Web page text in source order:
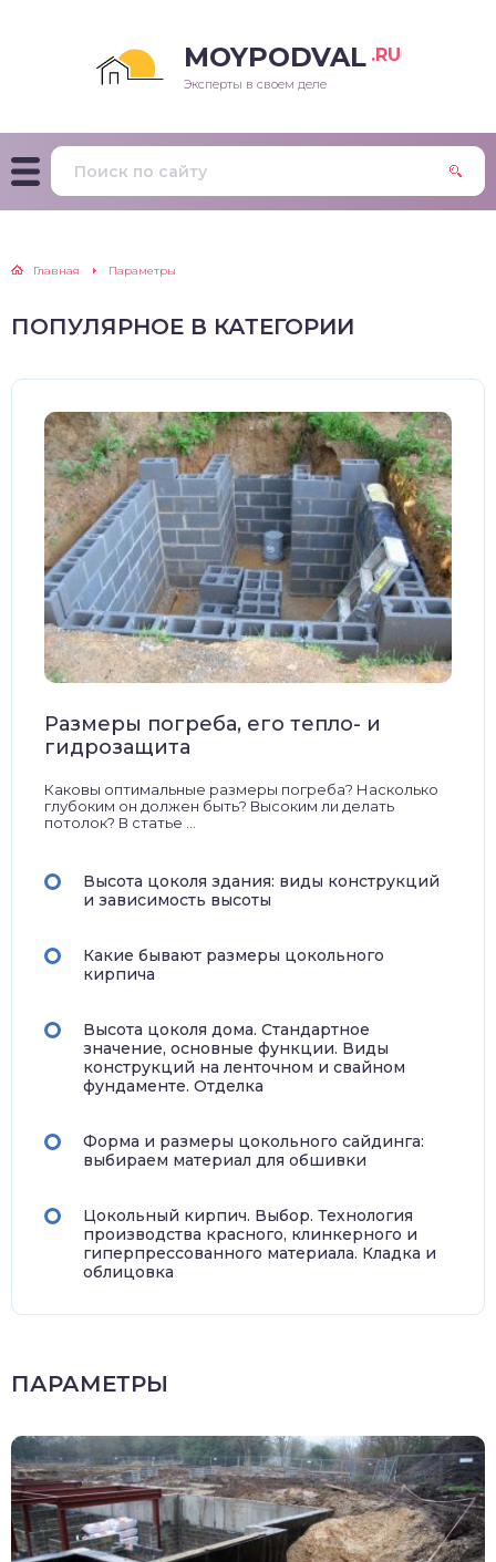
MOYPODVAL .RU
Эксперты в своем деле
Главная Параметры
ПОПУЛЯРНОЕ В КАТЕГОРИИ
Размеры погреба, его тепло- и
гидрозащита
Каковы оптимальные размеры погреба? Насколько
глубоким он должен быть? Высоким ли делать
потолок? В статье ...
Высота цоколя здания: виды конструкций
и зависимость высоты
Какие бывают размеры цокольного
кирпича
Высота цоколя дома. Стандартное
значение, основные функции. Виды
конструкций на ленточном и свайном
фундаменте. Отделка
Форма и размеры цокольного сайдинга:
выбираем материал для обшивки
Цокольный кирпич. Выбор. Технология
производства красного, клинкерного и
гиперпрессованного материала. Кладка и
облицовка
ПАРАМЕТРЫ